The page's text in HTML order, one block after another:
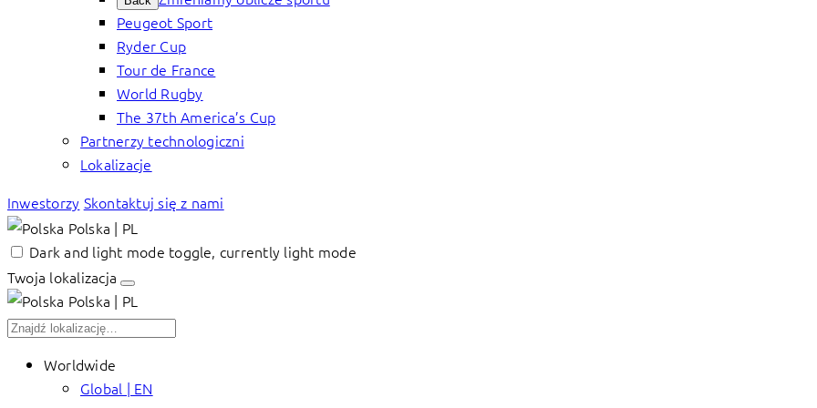
Peugeot Sport
Ryder Cup
Tour de France
World Rugby
The 37th America’s Cup
Partnerzy technologiczni
Lokalizacje
Inwestorzy Skontaktuj się z nami
Polska | PL
Dark and light mode toggle, currently light mode
Twoja lokalizacja
Polska | PL
Worldwide
Global | EN